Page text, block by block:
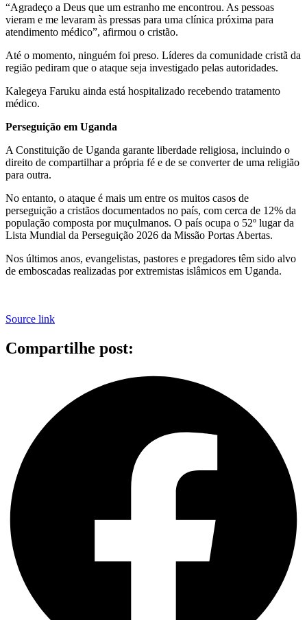
“Agradeço a Deus que um estranho me encontrou. As pessoas
vieram e me levaram às pressas para uma clínica próxima para
atendimento médico”, afirmou o cristão.
Até o momento, ninguém foi preso. Líderes da comunidade cristã da
região pediram que o ataque seja investigado pelas autoridades.
Kalegeya Faruku ainda está hospitalizado recebendo tratamento
médico.
Perseguição em Uganda
A Constituição de Uganda garante liberdade religiosa, incluindo o
direito de compartilhar a própria fé e de se converter de uma religião
para outra.
No entanto, o ataque é mais um entre os muitos casos de
perseguição a cristãos documentados no país, com cerca de 12% da
população composta por muçulmanos. O país ocupa o 52º lugar da
Lista Mundial da Perseguição 2026 da Missão Portas Abertas.
Nos últimos anos, evangelistas, pastores e pregadores têm sido alvo
de emboscadas realizadas por extremistas islâmicos em Uganda.
Source link
Compartilhe post: